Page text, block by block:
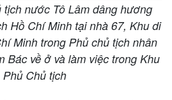
tịch nước Tô Lâm dâng hương
Hồ Chí Minh tại nhà 67, Khu di
Minh trong Phủ chủ tịch nhân
Bác về ở và làm việc trong Khu
Phủ Chủ tịch